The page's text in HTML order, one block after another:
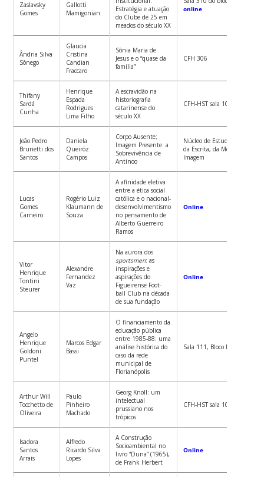
Zaslavsky
Gomes
Gallotti
Mamigonian
Estratégia e atuação
do Clube de 25 em
meados do século XX
online
Ândria Silva
Sônego
Glaucia
Cristina
Candian
Fraccaro
Sônia Maria de
Jesus e o “quase da
família”
CFH 306
Thifany
Sardá
Cunha
Henrique
Espada
Rodrigues
Lima Filho
A escravidão na
historiografia
catarinense do
século XX
CFH-HST sala 10
João Pedro
Brunetti dos
Santos
Daniela
Queiróz
Campos
Corpo Ausente;
Imagem Presente: a
Sobrevivência de
Antínoo
Núcleo de Estudos em
da Escrita, da Memória e da
Imagem
Lucas
Gomes
Carneiro
Rogério Luiz
Klaumann de
Souza
A afinidade eletiva
entre a ética social
católica e o nacional-
desenvolvimentismo
no pensamento de
Alberto Guerreiro
Ramos
Online
Vitor
Henrique
Tontini
Steurer
Alexandre
Fernandez
Vaz
Na aurora dos
sportsmen: as
inspirações e
aspirações do
Figueirense Foot-
ball Club na década
de sua fundação
Online
Angelo
Henrique
Goldoni
Puntel
Marcos Edgar
Bassi
O financiamento da
educação pública
entre 1985-88: uma
análise histórica do
caso da rede
municipal de
Florianópolis
Sala 111, Bloco D (CED)
Arthur Will
Tocchetto de
Oliveira
Paulo
Pinheiro
Machado
Georg Knoll: um
intelectual
prussiano nos
trópicos
CFH-HST sala 10
Isadora
Santos
Arrais
Alfredo
Ricardo Silva
Lopes
A Construção
Socioambiental no
livro “Duna” (1965),
de Frank Herbert
Online